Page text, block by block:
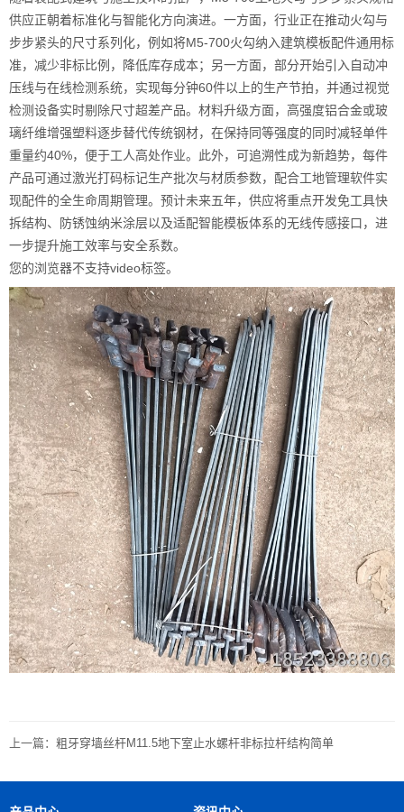
供应正朝着标准化与智能化方向演进。一方面，行业正在推动火勾与
步步紧头的尺寸系列化，例如将M5-700火勾纳入建筑模板配件通用标
准，减少非标比例，降低库存成本；另一方面，部分开始引入自动冲
压线与在线检测系统，实现每分钟60件以上的生产节拍，并通过视觉
检测设备实时剔除尺寸超差产品。材料升级方面，高强度铝合金或玻
璃纤维增强塑料逐步替代传统钢材，在保持同等强度的同时减轻单件
重量约40%，便于工人高处作业。此外，可追溯性成为新趋势，每件
产品可通过激光打码标记生产批次与材质参数，配合工地管理软件实
现配件的全生命周期管理。预计未来五年，供应将重点开发免工具快
拆结构、防锈蚀纳米涂层以及适配智能模板体系的无线传感接口，进
一步提升施工效率与安全系数。
您的浏览器不支持video标签。
上一篇： 粗牙穿墙丝杆M11.5地下室止水螺杆非标拉杆结构简单